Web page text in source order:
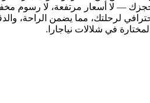
— لا أسعار مرتفعة، لا رسوم
لرحلتك، مما يضمن الراحة،
في شلالات نياجارا.